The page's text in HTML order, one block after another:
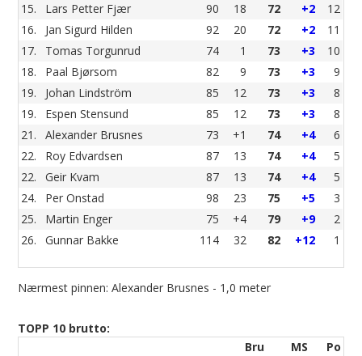
15.
Lars Petter Fjær 90 18 72 +2
12
16.
Jan Sigurd Hilden 92 20 72 +2
11
17.
Tomas Torgunrud 74 1 73 +3
10
18.
Paal Bjørsom 82 9 73 +3
9
19.
Johan Lindström 85 12 73 +3
8
19.
Espen Stensund 85 12 73 +3
8
21.
Alexander Brusnes 73 +1 74 +4
6
22.
Roy Edvardsen 87 13 74 +4
5
22.
Geir Kvam 87 13 74 +4
5
24.
Per Onstad 98 23 75 +5
3
25.
Martin Enger 75 +4 79 +9
2
26.
Gunnar Bakke 114 32 82 +12 1
Nærmest pinnen: Alexander Brusnes - 1,0 meter
TOPP 10 brutto:
Bru
MS
Po